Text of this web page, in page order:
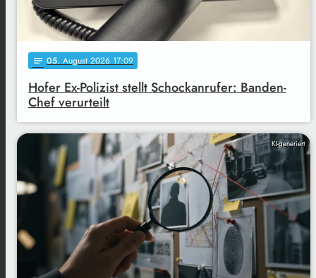
notes 05. August 2026 17:09
Hofer Ex-Polizist stellt Schockanrufer: Banden-
Chef verurteilt
KI-generiert